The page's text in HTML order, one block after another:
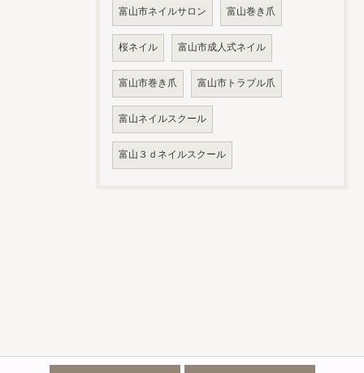
富山市ネイルサロン 富山巻き爪
桜ネイル 富山市成人式ネイル
富山市巻き爪 富山市トラブル爪
富山ネイルスクール
富山３ｄネイルスクール